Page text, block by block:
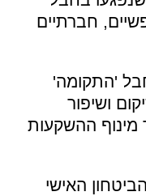
חברתיים
חבל 'התקומה'
ושיפור
מינוף ההשקעות
האישי